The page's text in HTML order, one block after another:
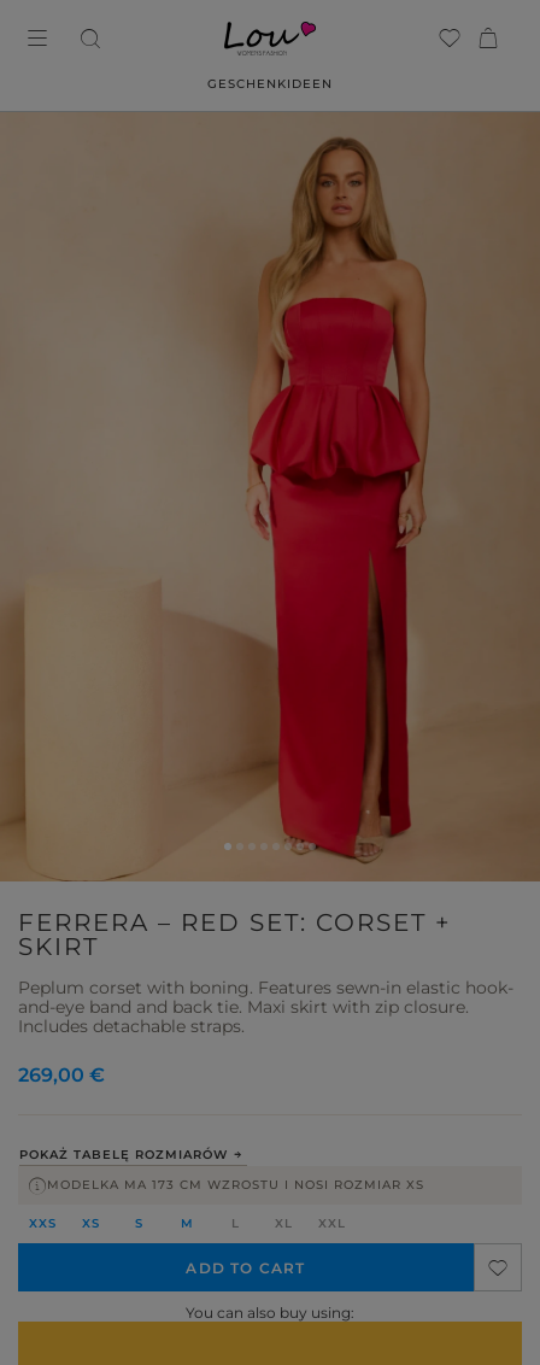
GESCHENKIDEEN
FERRERA – RED SET: CORSET +
SKIRT
Peplum corset with boning. Features sewn-in elastic hook-
and-eye band and back tie. Maxi skirt with zip closure.
Includes detachable straps.
POKAŻ TABELĘ ROZMIARÓW
MODELKA MA 173 CM WZROSTU I NOSI ROZMIAR XS
XXS XS S M L XL XXL
ADD TO CART
You can also buy using:
269,00 €